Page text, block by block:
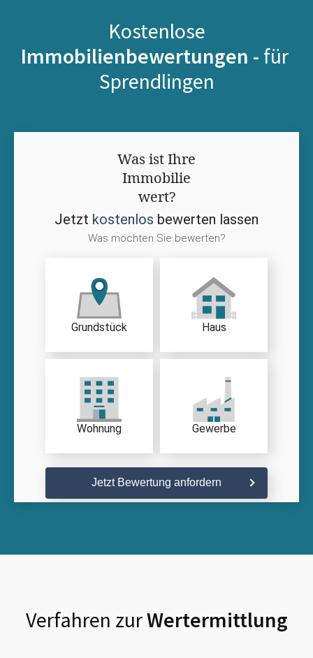
Kostenlose
Immobilienbewertungen - für
Sprendlingen
Was ist Ihre
Immobilie
wert?
Jetzt kostenlos bewerten lassen
Was möchten Sie bewerten?
Grundstück Haus
Wohnung Gewerbe
Jetzt Bewertung anfordern
Verfahren zurWertermittlung